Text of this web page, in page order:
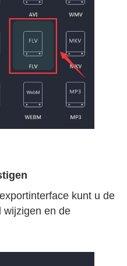
kunt u de
wijzigen en de